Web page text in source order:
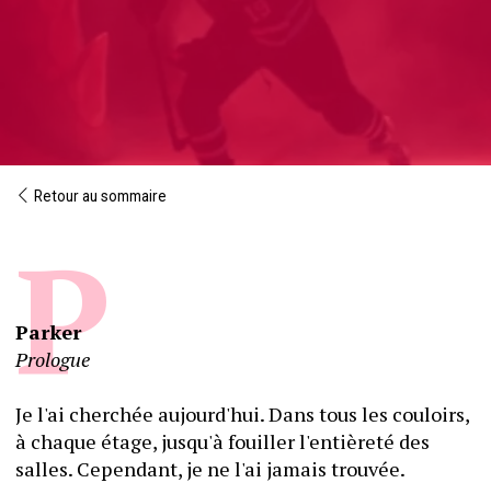
Retour au sommaire
Parker
Prologue
Je l'ai cherchée aujourd'hui. Dans tous les couloirs,
à chaque étage, jusqu'à fouiller l'entièreté des
salles. Cependant, je ne l'ai jamais trouvée.